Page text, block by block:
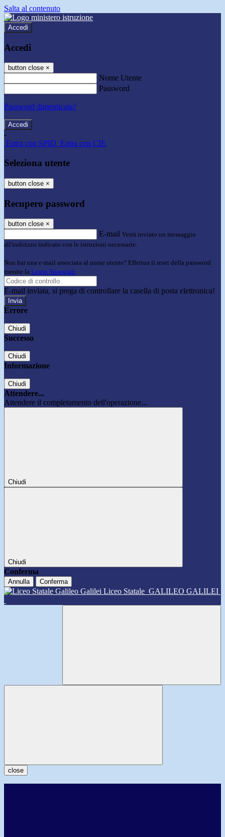
Salta al contenuto
Accedi
Accedi
button close ×
Nome Utente
Password
Password dimenticata?
-
Entra con SPID Entra con CIE
Seleziona utente
button close ×
Recupero password
button close ×
E-mail Verrà inviato un messaggio
all'indirizzo indicato con le istruzioni necessarie.
Non hai una e-mail associata al nome utente? Effettua il reset della password
tramite la Login Spaggiari
E-mail inviata, si prega di controllare la casella di posta elettronica!
Errore
Chiudi
Successo
Chiudi
Informazione
Chiudi
Attendere...
Attendere il completamento dell'operazione...
Chiudi
Chiudi
Conferma
Annulla Conferma
Liceo Statale GALILEO GALILEI
close